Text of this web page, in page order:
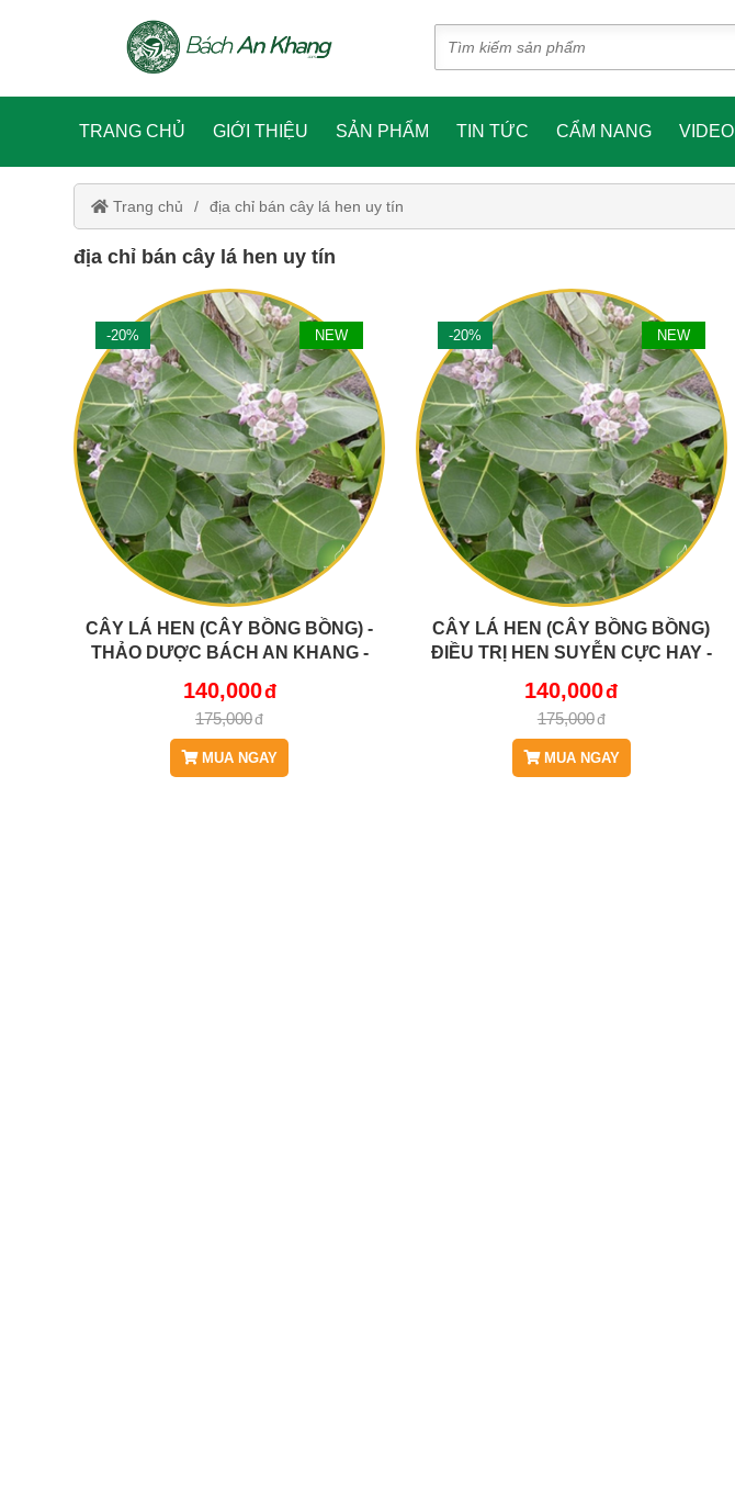
TRANG CHỦ GIỚI THIỆU SẢN PHẨM TIN TỨC CẨM NANG VIDEO
Trang chủ địa chỉ bán cây lá hen uy tín
địa chỉ bán cây lá hen uy tín
-20% NEW
CÂY LÁ HEN (CÂY BỒNG BỒNG) -
THẢO DƯỢC BÁCH AN KHANG -
140,000
175,000
MUA NGAY
-20% NEW
CÂY LÁ HEN (CÂY BỒNG BỒNG)
ĐIỀU TRỊ HEN SUYỄN CỰC HAY -
140,000
175,000
MUA NGAY